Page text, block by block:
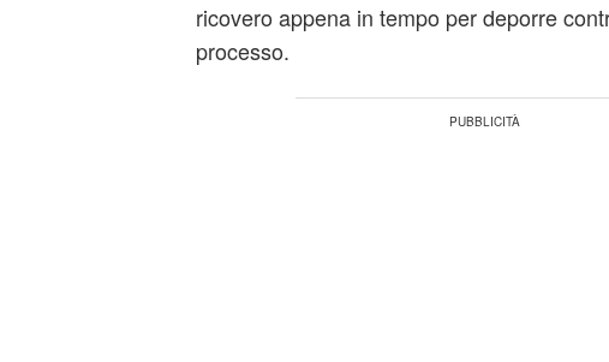
ricovero appena in tempo per deporre
processo.